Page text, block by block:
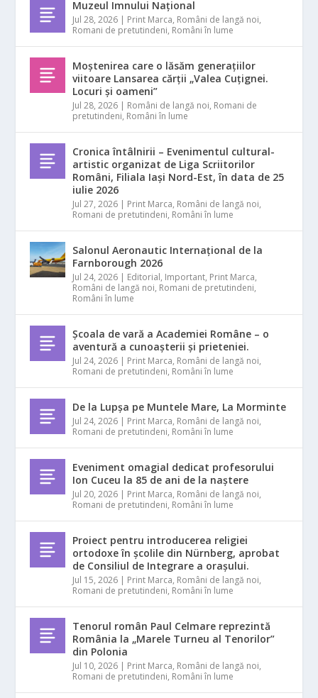
Muzeul Imnului Național
Jul 28, 2026 | Print Marca, Români de langă noi,
Romani de pretutindeni, Români în lume
Moștenirea care o lăsăm generațiilor
viitoare Lansarea cărții „Valea Cuțignei.
Locuri și oameni”
Jul 28, 2026 | Români de langă noi, Romani de
pretutindeni, Români în lume
Cronica întâlnirii – Evenimentul cultural-
artistic organizat de Liga Scriitorilor
Români, Filiala Iași Nord-Est, în data de 25
iulie 2026
Jul 27, 2026 | Print Marca, Români de langă noi,
Romani de pretutindeni, Români în lume
Salonul Aeronautic Internațional de la
Farnborough 2026
Jul 24, 2026 | Editorial, Important, Print Marca,
Români de langă noi, Romani de pretutindeni,
Români în lume
Școala de vară a Academiei Române – o
aventură a cunoașterii și prieteniei.
Jul 24, 2026 | Print Marca, Români de langă noi,
Romani de pretutindeni, Români în lume
De la Lupșa pe Muntele Mare, La Morminte
Jul 24, 2026 | Print Marca, Români de langă noi,
Romani de pretutindeni, Români în lume
Eveniment omagial dedicat profesorului
Ion Cuceu la 85 de ani de la naștere
Jul 20, 2026 | Print Marca, Români de langă noi,
Romani de pretutindeni, Români în lume
Proiect pentru introducerea religiei
ortodoxe în școlile din Nürnberg, aprobat
de Consiliul de Integrare a orașului.
Jul 15, 2026 | Print Marca, Români de langă noi,
Romani de pretutindeni, Români în lume
Tenorul român Paul Celmare reprezintă
România la „Marele Turneu al Tenorilor”
din Polonia
Jul 10, 2026 | Print Marca, Români de langă noi,
Romani de pretutindeni, Români în lume